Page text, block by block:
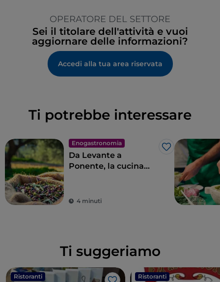
OPERATORE DEL SETTORE
Sei il titolare dell'attività e vuoi
aggiornare delle informazioni?
Accedi alla tua area riservata
Ti potrebbe interessare
Enogastronomia
Like
Da Levante a
Ponente, la cucina
4 minuti
Ti suggeriamo
Ristoranti Ristoranti